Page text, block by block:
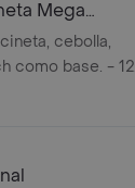
Mega
cebolla,
como base. - 12
de Ajo,